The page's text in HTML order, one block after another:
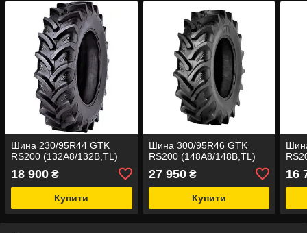
Шина 230/95R44 GTK
RS200 (132A8/132B,TL)
18 900 ₴
Купити
Шина 300/95R46 GTK
RS200 (148A8/148B,TL)
27 950₴
Купити
16